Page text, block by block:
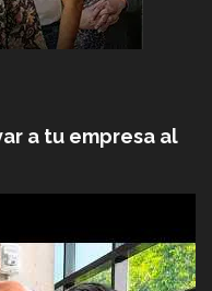
a tu empresa al